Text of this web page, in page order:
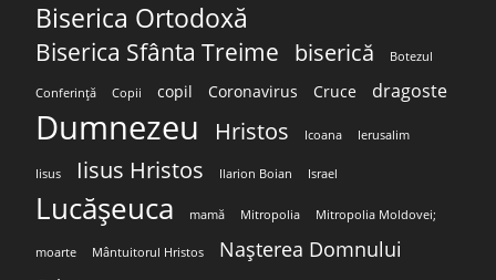
Biserica Ortodoxă
Biserica Sfânta Treime biserică Botezul
Conferință Copii copil Coronavirus Cruce dragoste
Dumnezeu Hristos Icoana Ierusalim
Iisus Iisus Hristos Ilarion Boian Israel
Lucășeuca mamă Mitropolia Mitropolia Moldovei;
moarte Mântuitorul Hristos Nașterea Domnului